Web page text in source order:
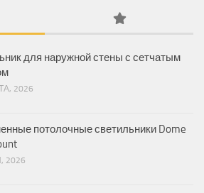
для наружной стены с сетчатым
2026
потолочные светильники Dome
2026